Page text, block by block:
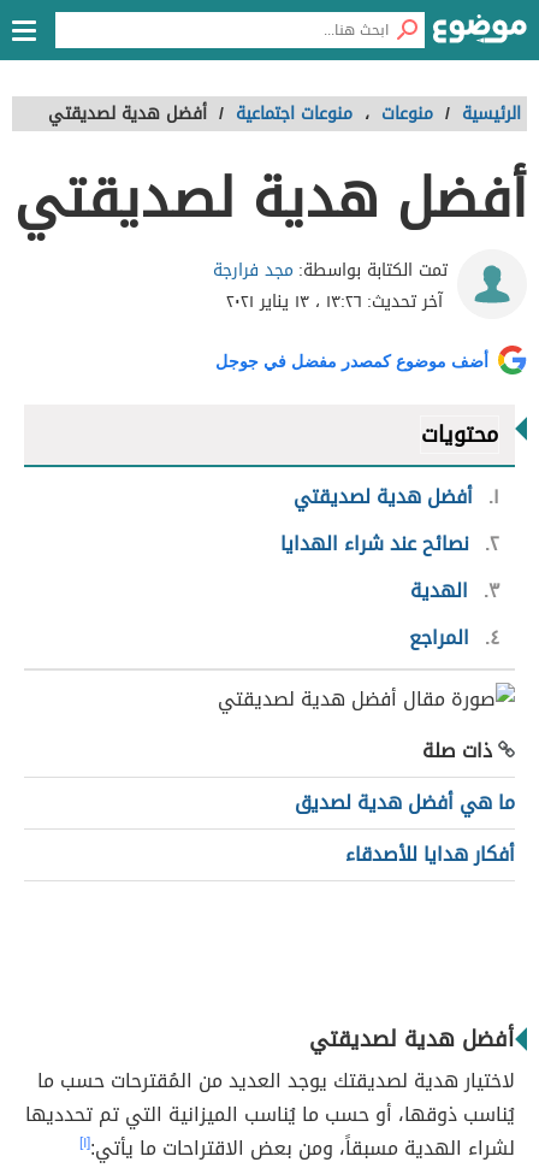
الرئيسية / منوعات ، منوعات اجتماعية / أفضل هدية لصديقتي
أفضل هدية لصديقتي
تمت الكتابة بواسطة: مجد فرارجة
آخر تحديث: ١٣:٢٦ ، ١٣ يناير ٢٠٢١
أضف موضوع كمصدر مفضل في جوجل
محتويات
١ أفضل هدية لصديقتي
٢ نصائح عند شراء الهدايا
٣
الهدية
٤
المراجع
ذات صلة
ما هي أفضل هدية لصديق
أفكار هدايا للأصدقاء
أفضل هدية لصديقتي
لاختيار هدية لصديقتك يوجد العديد من المُقترحات حسب ما
يُناسب ذوقها، أو حسب ما يُناسب الميزانية التي تم تحدديها
لشراء الهدية مسبقاً، ومن بعض الاقتراحات ما يأتي:[١]